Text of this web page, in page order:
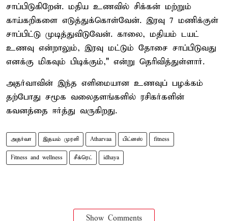
சாப்பிடுகிறேன். மதிய உணவில் சிக்கன் மற்றும்
காய்கறிகளை எடுத்துக்கொள்வேன். இரவு 7 மணிக்குள்
சாப்பிட்டு முடித்துவிடுவேன். காலை, மதியம் டயட்
உணவு என்றாலும், இரவு மட்டும் தோசை சாப்பிடுவது
எனக்கு மிகவும் பிடிக்கும்," என்று தெரிவித்துள்ளார்.
அதர்வாவின் இந்த எளிமையான உணவுப் பழக்கம்
தற்போது சமூக வலைதளங்களில் ரசிகர்களின்
கவனத்தை ஈர்த்து வருகிறது.
அதர்வா இதயம் முரளி Atharvaa பிட்னஸ் fitness
Fitness and wellness சீக்ரெட் idhaya
Show Comments